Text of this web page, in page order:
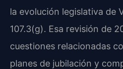
la evolución legislativa de
107.3(g). Esa revisión de
cuestiones relacionadas
planes de jubilación y